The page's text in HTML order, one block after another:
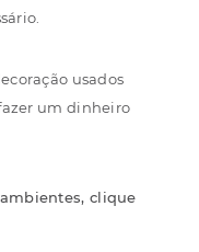
usados
um dinheiro
clique